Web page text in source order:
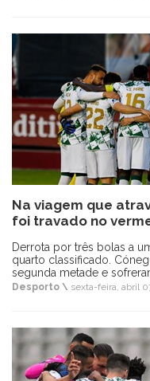
Na viagem que
foi travado no
Derrota por três bolas a
quarto classificado.
segunda metade e
Desporto \ sexta-feira, abril